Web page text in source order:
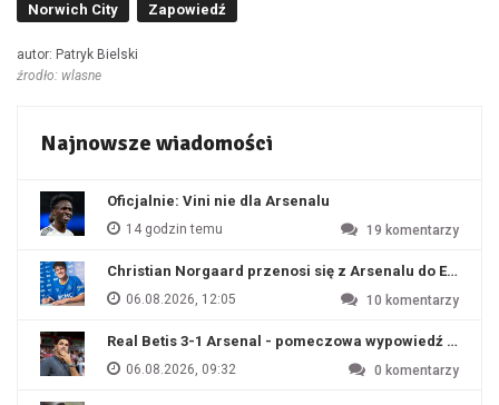
Norwich City Zapowiedź
autor: Patryk Bielski
źrodło: wlasne
Najnowsze wiadomości
Oficjalnie: Vini nie dla Arsenalu
14 godzin temu 19 komentarzy
Christian Norgaard przenosi się z Arsenalu do
06.08.2026, 12:05 10 komentarzy
Real Betis 3-1 Arsenal - pomeczowa wypowiedź Artety
06.08.2026, 09:32 0 komentarzy